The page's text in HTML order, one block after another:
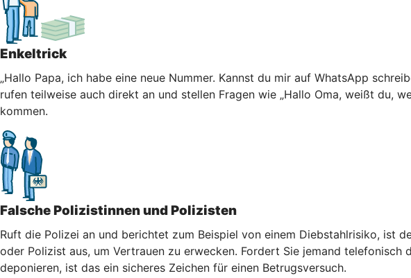
Enkeltrick
„Hallo Papa, ich habe eine neue Nummer. Kannst du mir auf WhatsApp
rufen teilweise auch direkt an und stellen Fragen wie „Hallo Oma, weißt du,
kommen.
Falsche Polizistinnen und Polizisten
Ruft die Polizei an und berichtet zum Beispiel von einem Diebstahlrisiko, ist
oder Polizist aus, um Vertrauen zu erwecken. Fordert Sie jemand
deponieren, ist das ein sicheres Zeichen für einen Betrugsversuch.